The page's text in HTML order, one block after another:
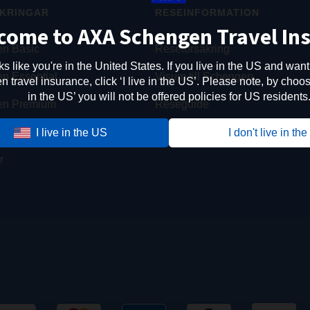
to AXA Schengen Travel
like you're in the United States. If you live in the US and
travel insurance, click ‘I live in the US’. Please note, by
in the US’ you will not be offered policies for US residents.
I live in the US I don't live in
Basic
Essential
Premium
Annual
RESEINFORMATION
Reseförsäkring
Visum till Schengen
Reseguide
Schengenområdet